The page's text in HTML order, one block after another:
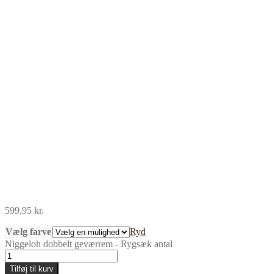
599,95 kr.
Vælg farve
Ryd
Niggeloh dobbelt geværrem - Rygsæk antal
Tilføj til kurv